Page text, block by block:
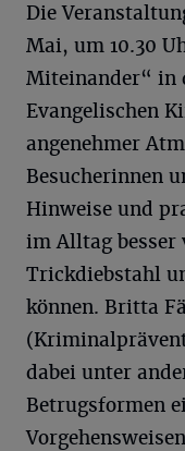
Die
Mai, um 10.30
Miteinander“ in
Evangelischen
angenehmer
Besucherinnen
Hinweise und
im Alltag besser
Trickdiebstahl
können. Britta
dabei unter
Betrugsformen